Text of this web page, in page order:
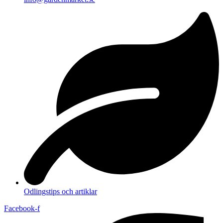
Odlingstips och artiklar
Facebook-f